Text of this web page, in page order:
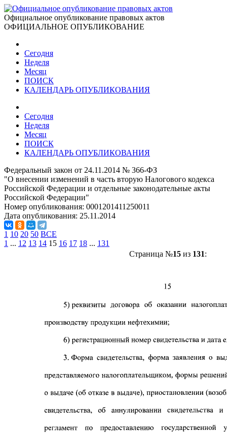
Официальное опубликование правовых актов
ОФИЦИАЛЬНОЕ ОПУБЛИКОВАНИЕ
Сегодня
Неделя
Месяц
ПОИСК
КАЛЕНДАРЬ ОПУБЛИКОВАНИЯ
Сегодня
Неделя
Месяц
ПОИСК
КАЛЕНДАРЬ ОПУБЛИКОВАНИЯ
Федеральный закон от 24.11.2014 № 366-ФЗ
"О внесении изменений в часть вторую Налогового кодекса
Российской Федерации и отдельные законодательные акты
Российской Федерации"
Номер опубликования: 0001201411250011
Дата опубликования: 25.11.2014
1 10 20 50 ВСЕ
1 ... 12 13 14 15 16 17 18 ... 131
Страница №15из 131: